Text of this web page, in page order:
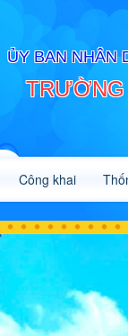
ỦY BAN NHÂN
TRƯỜNG
Công khai